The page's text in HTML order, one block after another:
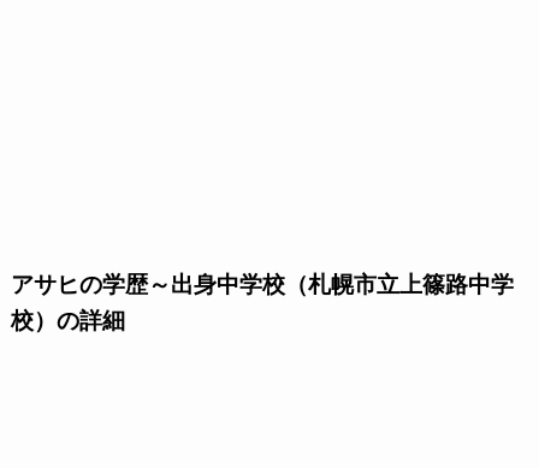
アサヒの学歴～出身中学校（札幌市立上篠路中学
校）の詳細